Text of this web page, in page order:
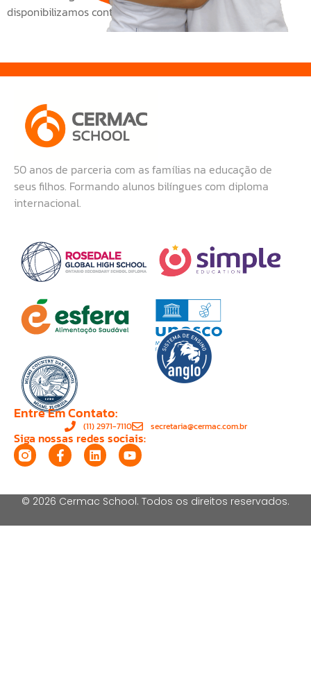
disponibilizamos contratos de 6, 8, 10 e 12 horas.
50 anos de parceria com as famílias na educação de
seus filhos. Formando alunos bilíngues com diploma
internacional.
Entre Em Contato:
(11) 2971-7110 secretaria@cermac.com.br
Siga nossas redes sociais:
© 2026 Cermac School. Todos os direitos reservados.